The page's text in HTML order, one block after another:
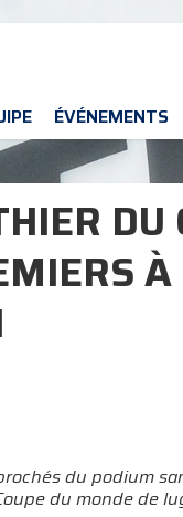
ÉVÉNEMENTS
du podium
du monde de